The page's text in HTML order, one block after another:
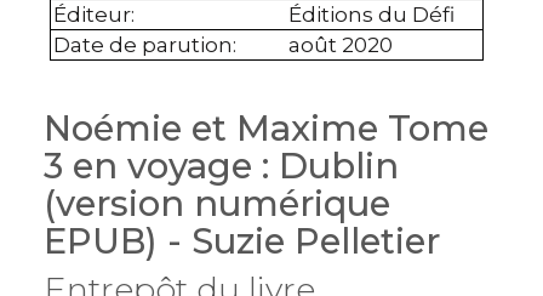
Éditeur:
Éditions du Défi
Date de parution: août 2020
Noémie et Maxime Tome
3 en voyage : Dublin
(version numérique
EPUB) - Suzie Pelletier